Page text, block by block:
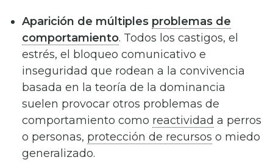
Aparición de múltiples problemas de
comportamiento. Todos los castigos, el
estrés, el bloqueo comunicativo e
inseguridad que rodean a la convivencia
basada en la teoría de la dominancia
suelen provocar otros problemas de
comportamiento como reactividad a perros
o personas, protección de recursos o miedo
generalizado.